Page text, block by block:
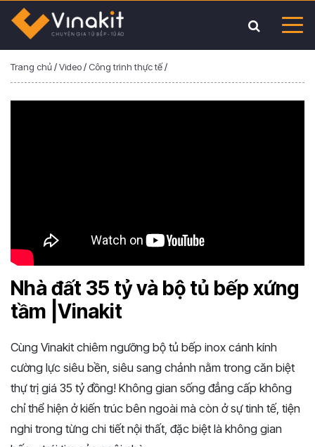
Trang chủ/Video/ Công trình thực tế/
Nhà đất 35 tỷ và bộ tủ bếp xứng
tầm |Vinakit
Cùng Vinakit chiêm ngưỡng bộ tủ bếp inox cánh kính
cường lực siêu bền, siêu sang chảnh nằm trong căn biệt
thự trị giá 35 tỷ đồng! Không gian sống đẳng cấp không
chỉ thể hiện ở kiến trúc bên ngoài mà còn ở sự tinh tế, tiện
nghi trong từng chi tiết nội thất, đặc biệt là không gian